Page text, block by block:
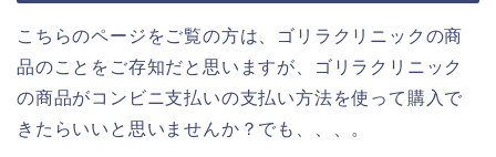
こちらのページをご覧の方は、ゴリラクリニックの商
品のことをご存知だと思いますが、ゴリラクリニック
の商品がコンビニ支払いの支払い方法を使って購入で
きたらいいと思いませんか？でも、、、。